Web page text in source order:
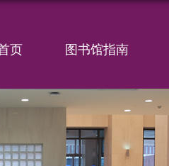
页 图书馆指南